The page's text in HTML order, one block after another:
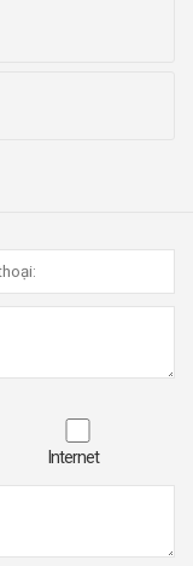
Internet